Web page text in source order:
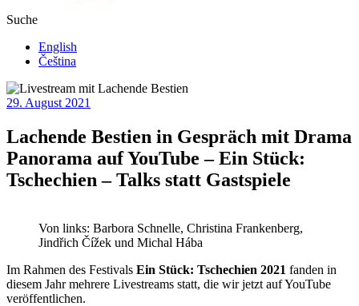
Suche
English
Čeština
29. August 2021
Lachende Bestien in Gespräch mit Drama
Panorama auf YouTube – Ein Stück:
Tschechien – Talks statt Gastspiele
Von links: Barbora Schnelle, Christina Frankenberg,
Jindřich Čížek und Michal Hába
Im Rahmen des Festivals Ein Stück: Tschechien 2021 fanden in
diesem Jahr mehrere Livestreams statt, die wir jetzt auf YouTube
veröffentlichen.